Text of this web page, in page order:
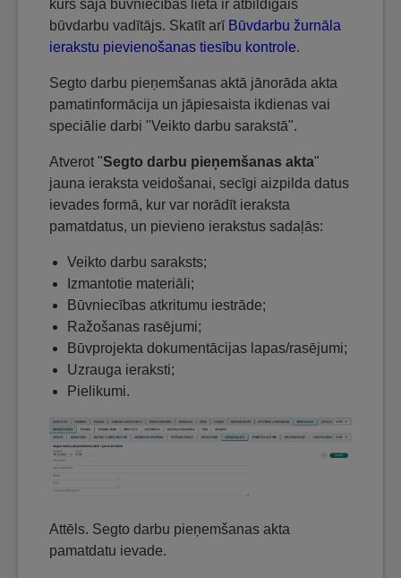
kurš šajā būvniecības lietā ir atbildīgais
būvdarbu vadītājs. Skatīt arī Būvdarbu žurnāla
ierakstu pievienošanas tiesību kontrole.
Segto darbu pieņemšanas aktā jānorāda akta
pamatinformācija un jāpiesaista ikdienas vai
speciālie darbi "Veikto darbu sarakstā".
Atverot "Segto darbu pieņemšanas akta"
jauna ieraksta veidošanai, secīgi aizpilda datus
ievades formā, kur var norādīt ieraksta
pamatdatus, un pievieno ierakstus sadaļās:
Veikto darbu saraksts;
Izmantotie materiāli;
Būvniecības atkritumu iestrāde;
Ražošanas rasējumi;
Būvprojekta dokumentācijas lapas/rasējumi;
Uzrauga ieraksti;
Pielikumi.
Attēls. Segto darbu pieņemšanas akta
pamatdatu ievade.